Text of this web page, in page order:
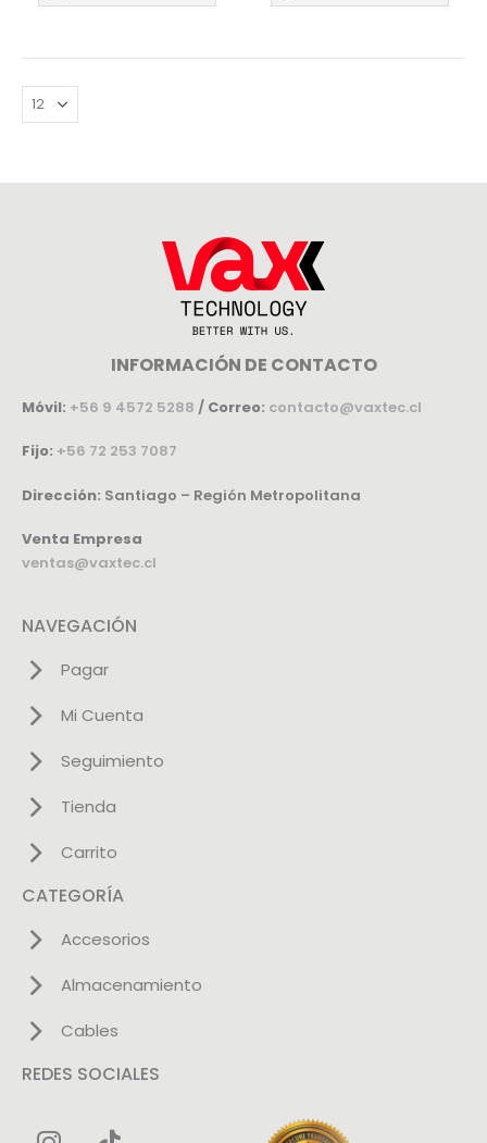
INFORMACIÓN DE CONTACTO
Móvil: +56 9 4572 5288 / Correo: contacto@vaxtec.cl
Fijo: +56 72 253 7087
Dirección: Santiago – Región Metropolitana
Venta Empresa
ventas@vaxtec.cl
NAVEGACIÓN
Pagar
Mi Cuenta
Seguimiento
Tienda
Carrito
CATEGORÍA
Accesorios
Almacenamiento
Cables
REDES SOCIALES